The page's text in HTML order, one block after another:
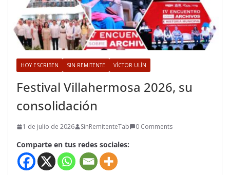
HOY ESCRIBEN SIN REMITENTE VÍCTOR ULÍN
Festival Villahermosa 2026, su
consolidación
1 de julio de 2026 SinRemitenteTab 0 Comments
Comparte en tus redes sociales: